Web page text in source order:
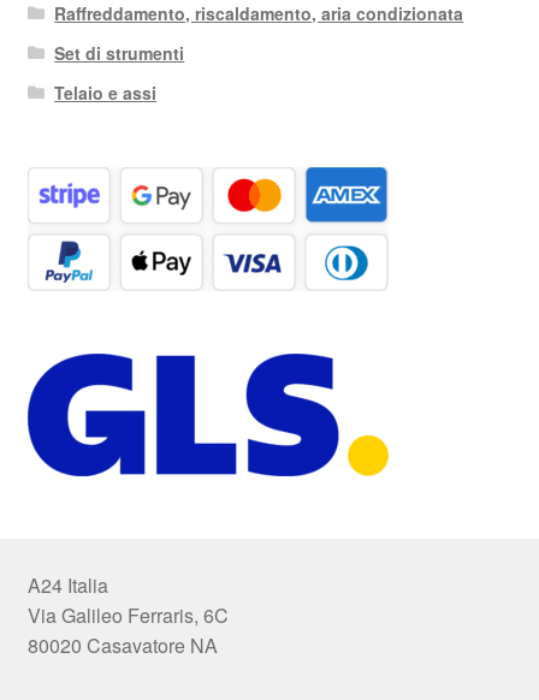
Raffreddamento, riscaldamento, aria condizionata
Set di strumenti
Telaio e assi
A24 Italia
Via Galileo Ferraris, 6C
80020 Casavatore NA